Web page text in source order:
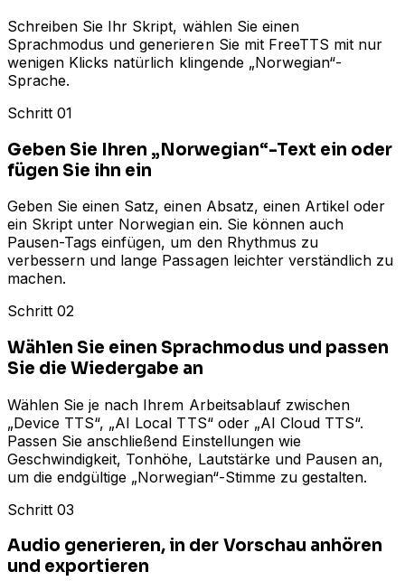
Schreiben Sie Ihr Skript, wählen Sie einen
Sprachmodus und generieren Sie mit FreeTTS mit nur
wenigen Klicks natürlich klingende „Norwegian“-
Sprache.
Schritt 01
Geben Sie Ihren „Norwegian“-Text ein oder
fügen Sie ihn ein
Geben Sie einen Satz, einen Absatz, einen Artikel oder
ein Skript unter Norwegian ein. Sie können auch
Pausen-Tags einfügen, um den Rhythmus zu
verbessern und lange Passagen leichter verständlich zu
machen.
Schritt 02
Wählen Sie einen Sprachmodus und passen
Sie die Wiedergabe an
Wählen Sie je nach Ihrem Arbeitsablauf zwischen
„Device TTS“, „AI Local TTS“ oder „AI Cloud TTS“.
Passen Sie anschließend Einstellungen wie
Geschwindigkeit, Tonhöhe, Lautstärke und Pausen an,
um die endgültige „Norwegian“-Stimme zu gestalten.
Schritt 03
Audio generieren, in der Vorschau anhören
und exportieren